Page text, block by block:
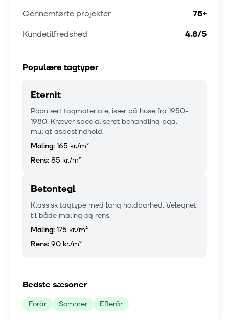
Gennemførte projekter
75+
Kundetilfredshed
4.8/5
Populære tagtyper
Eternit
Populært tagmateriale, især på huse fra 1950-
1980. Kræver specialiseret behandling pga.
muligt asbestindhold.
Maling: 165 kr./m²
Rens: 85 kr./m²
Betontegl
Klassisk tagtype med lang holdbarhed. Velegnet
til både maling og rens.
Maling: 175 kr./m²
Rens: 90 kr./m²
Bedste sæsoner
Forår Sommer Efterår